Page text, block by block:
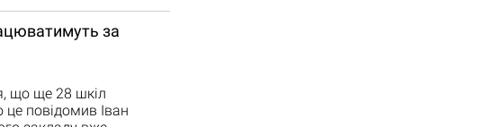
за
що ще 28 шкіл
повідомив Іван